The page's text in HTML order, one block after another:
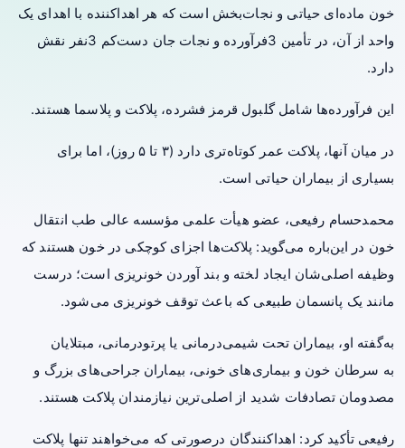
خون ماده‌ای حیاتی و نجات‌بخش است که هر اهداکننده با اهدای یک
واحد از آن، در تأمین 3فرآورده و نجات جان دست‌کم 3نفر نقش
دارد.
این فرآورده‌ها شامل گلبول قرمز فشرده، پلاکت و پلاسما هستند.
در میان آنها، پلاکت عمر کوتاه‌تری دارد (۳ تا ۵ روز)، اما برای
بسیاری از بیماران حیاتی است.
محمدحسام رفیعی، عضو هیأت علمی مؤسسه عالی طب انتقال
خون در این‌باره می‌گوید: پلاکت‌ها اجزای کوچکی در خون هستند که
وظیفه اصلی‌شان ایجاد لخته و بند آوردن خونریزی است؛ درست
مانند یک پانسمان طبیعی که باعث توقف خونریزی می‌شود.
به‌گفته او، بیماران تحت شیمی‌درمانی یا پرتودرمانی، مبتلایان
به سرطان خون و بیماری‌های خونی، بیماران جراحی‌های بزرگ و
مصدومان تصادفات شدید از اصلی‌ترین نیازمندان پلاکت هستند.
رفیعی تأکید کرد: اهداکنندگان درصورتی که می‌خواهند تنها پلاکت